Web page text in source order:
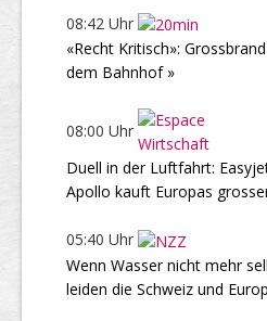
08:42 Uhr
«Recht Kritisch»:
dem Bahnhof »
08:00 Uhr
Duell in der Luftfahrt:
Apollo kauft Europas
05:40 Uhr
Wenn Wasser nicht mehr
leiden die Schweiz und